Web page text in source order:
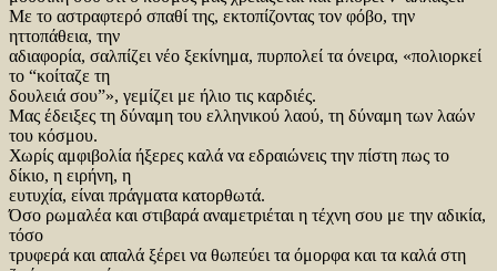
Με το αστραφτερό σπαθί της, εκτοπίζοντας τον φόβο, την
ηττοπάθεια, την
αδιαφορία, σαλπίζει νέο ξεκίνημα, πυρπολεί τα όνειρα, «πολιορκεί
το “κοίταζε τη
δουλειά σου”», γεμίζει με ήλιο τις καρδιές.
Μας έδειξες τη δύναμη του ελληνικού λαού, τη δύναμη των λαών
του κόσμου.
Χωρίς αμφιβολία ήξερες καλά να εδραιώνεις την πίστη πως το
δίκιο, η ειρήνη, η
ευτυχία, είναι πράγματα κατορθωτά.
Όσο ρωμαλέα και στιβαρά αναμετριέται η τέχνη σου με την αδικία,
τόσο
τρυφερά και απαλά ξέρει να θωπεύει τα όμορφα και τα καλά στη